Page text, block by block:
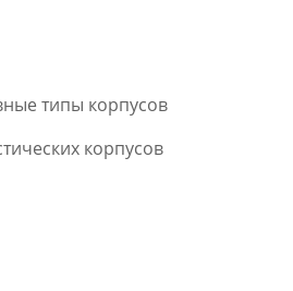
типы корпусов
корпусов